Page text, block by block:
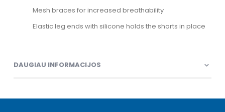
Mesh braces for increased breathability
Elastic leg ends with silicone holds the shorts in place
DAUGIAU INFORMACIJOS